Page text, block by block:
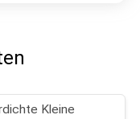
Kleine